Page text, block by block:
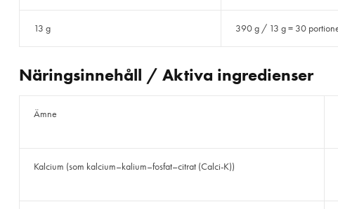
13 g 390 g / 13 g = 30
Näringsinnehåll / Aktiva ingredienser
Ämne
Kalcium (som kalcium–kalium–fosfat–citrat (Calci-K))